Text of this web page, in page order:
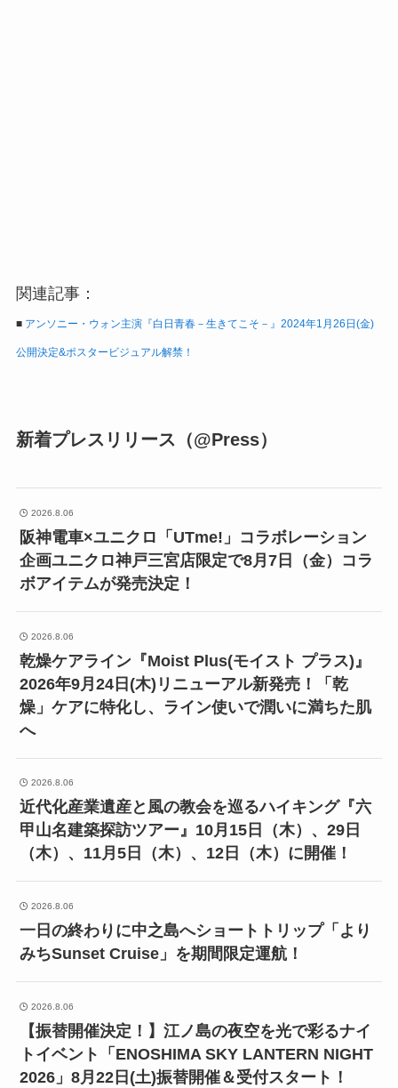
関連記事：
■ アンソニー・ウォン主演『白日青春－生きてこそ－』2024年1月26日(金)
公開決定&ポスタービジュアル解禁！
新着プレスリリース（@Press）
2026.8.06
阪神電車×ユニクロ「UTme!」コラボレーション
企画ユニクロ神戸三宮店限定で8月7日（金）コラ
ボアイテムが発売決定！
2026.8.06
乾燥ケアライン『Moist Plus(モイスト プラス)』
2026年9月24日(木)リニューアル新発売！「乾
燥」ケアに特化し、ライン使いで潤いに満ちた肌
へ
2026.8.06
近代化産業遺産と風の教会を巡るハイキング『六
甲山名建築探訪ツアー』10月15日（木）、29日
（木）、11月5日（木）、12日（木）に開催！
2026.8.06
一日の終わりに中之島へショートトリップ「より
みちSunset Cruise」を期間限定運航！
2026.8.06
【振替開催決定！】江ノ島の夜空を光で彩るナイ
トイベント「ENOSHIMA SKY LANTERN NIGHT
2026」8月22日(土)振替開催＆受付スタート！